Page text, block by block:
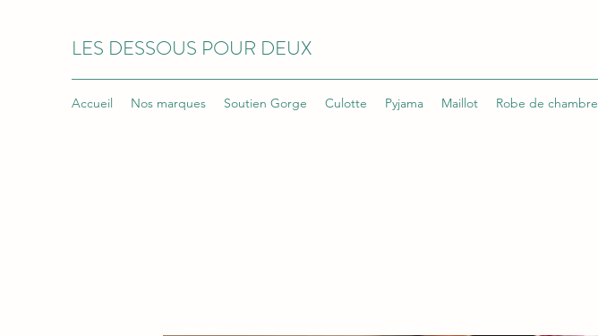
LES DESSOUS POUR DEUX
Accueil Nos marques Soutien Gorge Culotte Pyjama Maillot Robe de chambre